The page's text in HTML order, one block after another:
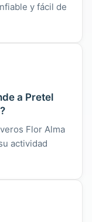
y fácil de
a Pretel
Flor Alma
actividad